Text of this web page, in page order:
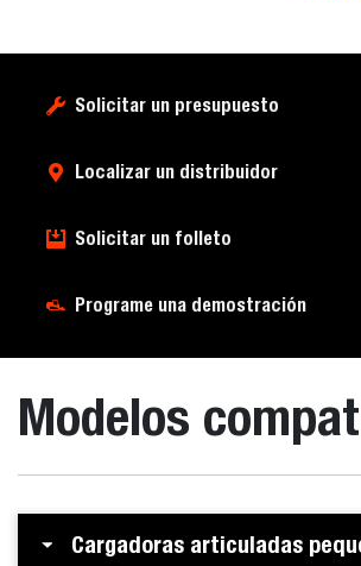
Solicitar un presupuesto
Localizar un distribuidor
Solicitar un folleto
Programe una demostración
Modelos
Cargadoras articuladas